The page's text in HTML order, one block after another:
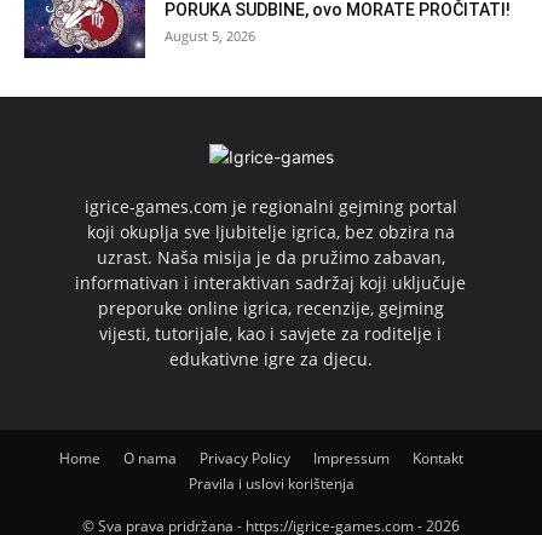
PORUKA SUDBINE, ovo MORATE PROČITATI!
August 5, 2026
igrice-games.com je regionalni gejming portal
koji okuplja sve ljubitelje igrica, bez obzira na
uzrast. Naša misija je da pružimo zabavan,
informativan i interaktivan sadržaj koji uključuje
preporuke online igrica, recenzije, gejming
vijesti, tutorijale, kao i savjete za roditelje i
edukativne igre za djecu.
Home O nama Privacy Policy Impressum
Kontakt
Pravila i uslovi korištenja
© Sva prava pridržana - https://igrice-games.com - 2026